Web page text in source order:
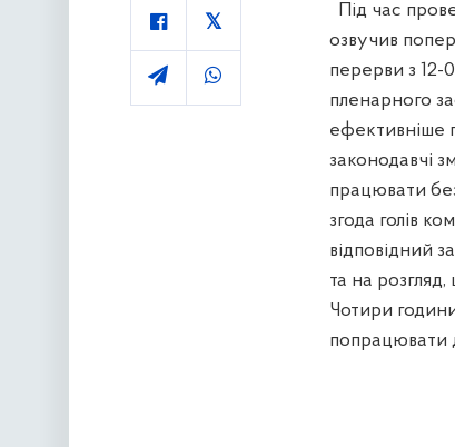
Під час
озвучив
перерви з 12-
пленарного
ефективніше
законодавчі
працювати
згода голів
відповідний
та на
Чотири
попрацювати